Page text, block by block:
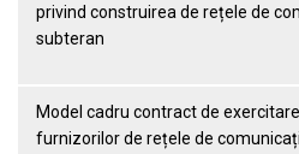
privind construirea de rețele de
subteran
Model cadru contract de
furnizorilor de rețele de